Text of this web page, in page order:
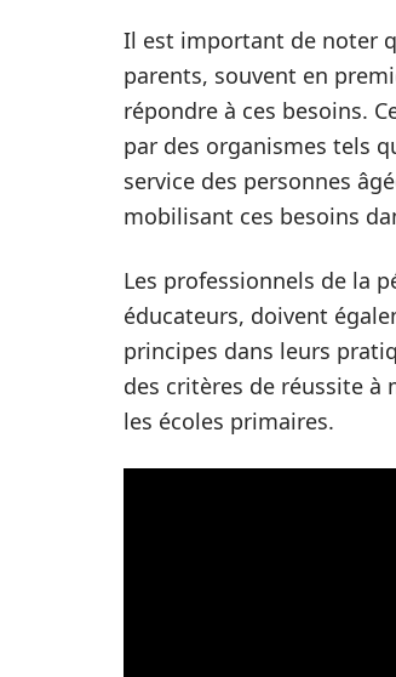
Il est important de noter
parents, souvent en
répondre à ces besoins.
par des organismes tels
service des personnes
mobilisant ces besoins
Les professionnels de la
éducateurs, doivent
principes dans leurs
des critères de réussite à
les écoles primaires.